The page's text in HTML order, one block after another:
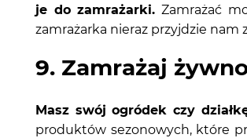
je do zamrażarki. Zamrażać
zamrażarka nieraz przyjdzie
9. Zamrażaj
Masz swój ogródek czy
produktów sezonowych, które